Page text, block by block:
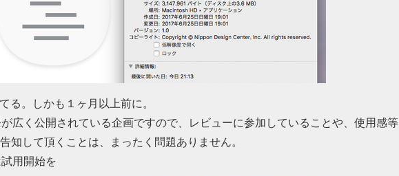
る。しかも１ヶ月以上前に。
広く公開されている企画ですので、レビューに参加していることや、使用感等
知して頂くことは、まったく問題ありません。
用開始を